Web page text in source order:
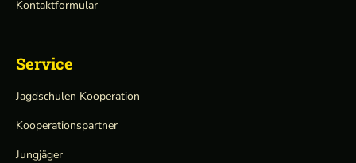
Kontaktformular
Service
Jagdschulen Kooperation
Kooperationspartner
Jungjäger